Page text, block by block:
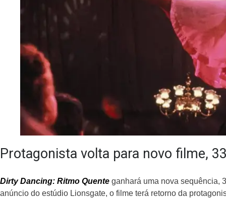
Protagonista volta para novo filme,
Dirty Dancing: Ritmo Quente ganhará uma nova sequência,
anúncio do estúdio Lionsgate, o filme terá retorno da